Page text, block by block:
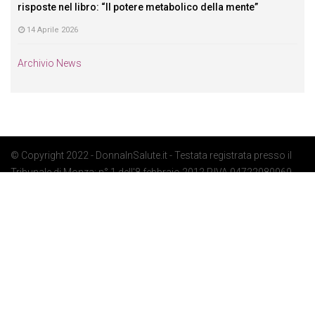
risposte nel libro: “Il potere metabolico della mente”
14 Aprile 2026
Archivio News
© Copyright 2022 - DonnaInSalute.it - Testata registrata presso il
Tribunale di Monza: n° 1 dell'8 febbraio 2012 P.IVA 04722080969 -